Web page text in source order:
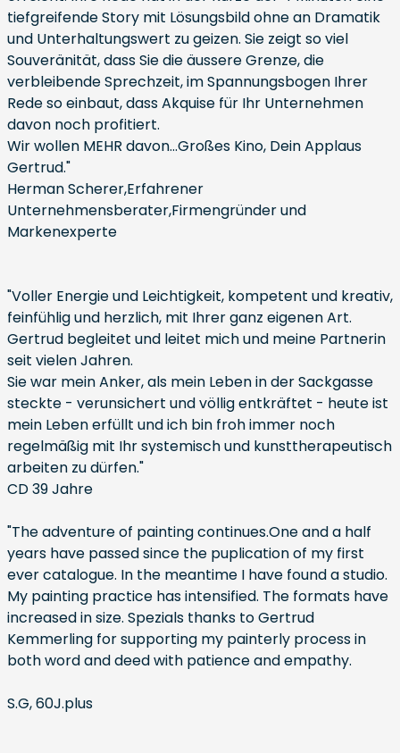
tiefgreifende Story mit Lösungsbild ohne an Dramatik
und Unterhaltungswert zu geizen. Sie zeigt so viel
Souveränität, dass Sie die äussere Grenze, die
verbleibende Sprechzeit, im Spannungsbogen Ihrer
Rede so einbaut, dass Akquise für Ihr Unternehmen
davon noch profitiert.
Wir wollen MEHR davon...Großes Kino, Dein Applaus
Gertrud."
Herman Scherer,Erfahrener
Unternehmensberater,Firmengründer und
Markenexperte
"Voller Energie und Leichtigkeit, kompetent und kreativ,
feinfühlig und herzlich, mit Ihrer ganz eigenen Art.
Gertrud begleitet und leitet mich und meine Partnerin
seit vielen Jahren.
Sie war mein Anker, als mein Leben in der Sackgasse
steckte - verunsichert und völlig entkräftet - heute ist
mein Leben erfüllt und ich bin froh immer noch
regelmäßig mit Ihr systemisch und kunsttherapeutisch
arbeiten zu dürfen."
CD 39 Jahre
"The adventure of painting continues.One and a half
years have passed since the puplication of my first
ever catalogue. In the meantime I have found a studio.
My painting practice has intensified. The formats have
increased in size. Spezials thanks to Gertrud
Kemmerling for supporting my painterly process in
both word and deed with patience and empathy.
S.G, 60J.plus